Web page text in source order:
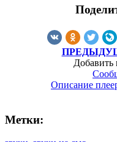
Добавить
Описание
Метки: